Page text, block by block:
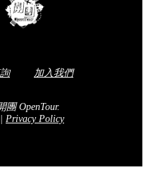
加入我們
團 OpenTour.
Privacy Policy